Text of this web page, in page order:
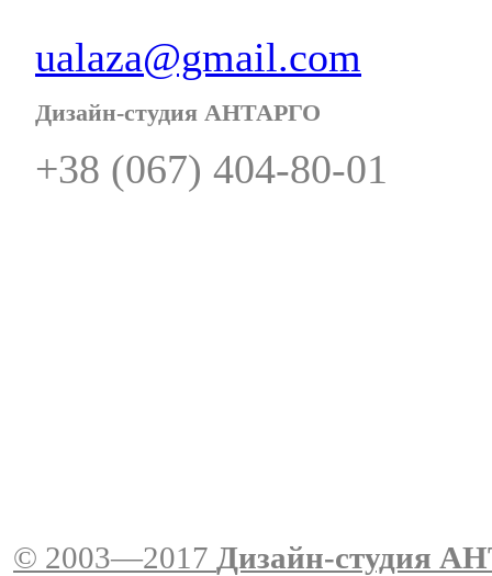
ualaza@gmail.com
Дизайн-студия АНТАРГО
+38 (067) 404-80-01
© 2003—2017 Дизайн-студия